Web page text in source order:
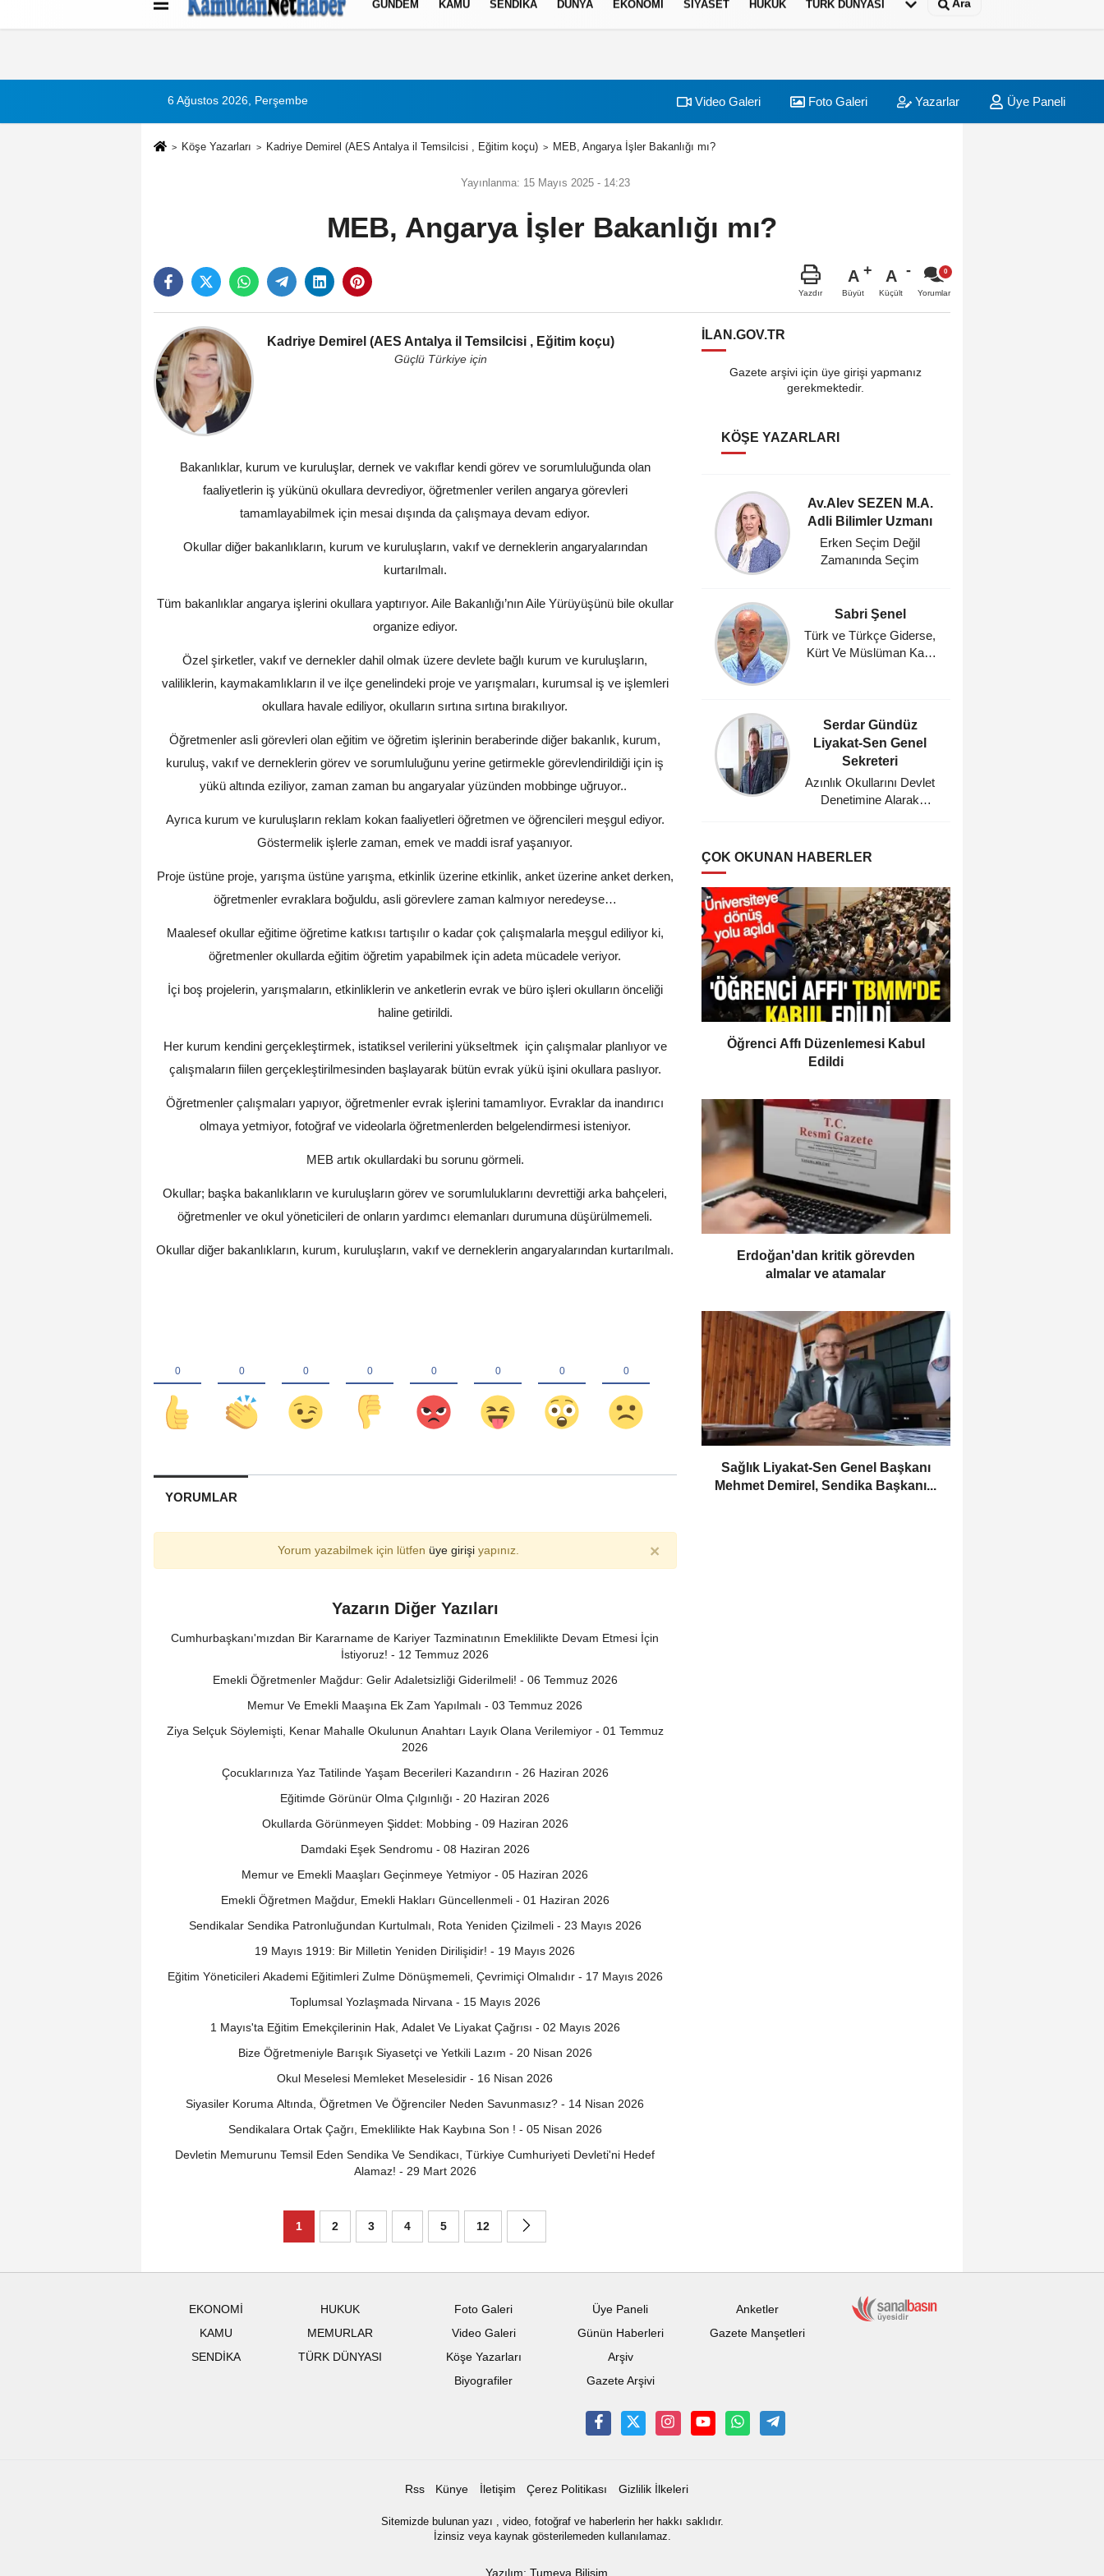
Künye İletişim Çerez Politikası
GÜNDEM KAMU SENDİKA DÜNYA EKONOMİ SİYASET HUKUK TÜRK DÜNYASI Ara
6 Ağustos 2026, Perşembe Video Galeri Foto Galeri Yazarlar Üye Paneli
Köşe Yazarları Kadriye Demirel (AES Antalya il Temsilcisi , Eğitim koçu) MEB, Angarya İşler Bakanlığı mı?
Yayınlanma: 15 Mayıs 2025 - 14:23
MEB, Angarya İşler Bakanlığı mı?
Yazdır
A
Büyüt
A
Küçült Yorumlar
Kadriye Demirel (AES Antalya il Temsilcisi , Eğitim koçu)
Güçlü Türkiye için
Bakanlıklar, kurum ve kuruluşlar, dernek ve vakıflar kendi görev ve sorumluluğunda olan
faaliyetlerin iş yükünü okullara devrediyor, öğretmenler verilen angarya görevleri
tamamlayabilmek için mesai dışında da çalışmaya devam ediyor.
Okullar diğer bakanlıkların, kurum ve kuruluşların, vakıf ve derneklerin angaryalarından
kurtarılmalı.
Tüm bakanlıklar angarya işlerini okullara yaptırıyor. Aile Bakanlığı’nın Aile Yürüyüşünü bile okullar
organize ediyor.
Özel şirketler, vakıf ve dernekler dahil olmak üzere devlete bağlı kurum ve kuruluşların,
valiliklerin, kaymakamlıkların il ve ilçe genelindeki proje ve yarışmaları, kurumsal iş ve işlemleri
okullara havale ediliyor, okulların sırtına sırtına bırakılıyor.
Öğretmenler asli görevleri olan eğitim ve öğretim işlerinin beraberinde diğer bakanlık, kurum,
kuruluş, vakıf ve derneklerin görev ve sorumluluğunu yerine getirmekle görevlendirildiği için iş
yükü altında eziliyor, zaman zaman bu angaryalar yüzünden mobbinge uğruyor..
Ayrıca kurum ve kuruluşların reklam kokan faaliyetleri öğretmen ve öğrencileri meşgul ediyor.
Göstermelik işlerle zaman, emek ve maddi israf yaşanıyor.
Proje üstüne proje, yarışma üstüne yarışma, etkinlik üzerine etkinlik, anket üzerine anket derken,
öğretmenler evraklara boğuldu, asli görevlere zaman kalmıyor neredeyse…
Maalesef okullar eğitime öğretime katkısı tartışılır o kadar çok çalışmalarla meşgul ediliyor ki,
öğretmenler okullarda eğitim öğretim yapabilmek için adeta mücadele veriyor.
İçi boş projelerin, yarışmaların, etkinliklerin ve anketlerin evrak ve büro işleri okulların önceliği
haline getirildi.
Her kurum kendini gerçekleştirmek, istatiksel verilerini yükseltmek için çalışmalar planlıyor ve
çalışmaların fiilen gerçekleştirilmesinden başlayarak bütün evrak yükü işini okullara paslıyor.
Öğretmenler çalışmaları yapıyor, öğretmenler evrak işlerini tamamlıyor. Evraklar da inandırıcı
olmaya yetmiyor, fotoğraf ve videolarla öğretmenlerden belgelendirmesi isteniyor.
MEB artık okullardaki bu sorunu görmeli.
Okullar; başka bakanlıkların ve kuruluşların görev ve sorumluluklarını devrettiği arka bahçeleri,
öğretmenler ve okul yöneticileri de onların yardımcı elemanları durumuna düşürülmemeli.
Okullar diğer bakanlıkların, kurum, kuruluşların, vakıf ve derneklerin angaryalarından kurtarılmalı.
YORUMLAR
Yorum yazabilmek için lütfen üye girişiyapınız. ×
Yazarın Diğer Yazıları
Cumhurbaşkanı'mızdan Bir Kararname de Kariyer Tazminatının Emeklilikte Devam Etmesi İçin
İstiyoruz! - 12 Temmuz 2026
Emekli Öğretmenler Mağdur: Gelir Adaletsizliği Giderilmeli! - 06 Temmuz 2026
Memur Ve Emekli Maaşına Ek Zam Yapılmalı - 03 Temmuz 2026
Ziya Selçuk Söylemişti, Kenar Mahalle Okulunun Anahtarı Layık Olana Verilemiyor - 01 Temmuz
2026
Çocuklarınıza Yaz Tatilinde Yaşam Becerileri Kazandırın - 26 Haziran 2026
Eğitimde Görünür Olma Çılgınlığı - 20 Haziran 2026
Okullarda Görünmeyen Şiddet: Mobbing - 09 Haziran 2026
Damdaki Eşek Sendromu - 08 Haziran 2026
Memur ve Emekli Maaşları Geçinmeye Yetmiyor - 05 Haziran 2026
Emekli Öğretmen Mağdur, Emekli Hakları Güncellenmeli - 01 Haziran 2026
Sendikalar Sendika Patronluğundan Kurtulmalı, Rota Yeniden Çizilmeli - 23 Mayıs 2026
19 Mayıs 1919: Bir Milletin Yeniden Dirilişidir! - 19 Mayıs 2026
Eğitim Yöneticileri Akademi Eğitimleri Zulme Dönüşmemeli, Çevrimiçi Olmalıdır - 17 Mayıs 2026
Toplumsal Yozlaşmada Nirvana - 15 Mayıs 2026
1 Mayıs'ta Eğitim Emekçilerinin Hak, Adalet Ve Liyakat Çağrısı - 02 Mayıs 2026
Bize Öğretmeniyle Barışık Siyasetçi ve Yetkili Lazım - 20 Nisan 2026
Okul Meselesi Memleket Meselesidir - 16 Nisan 2026
Siyasiler Koruma Altında, Öğretmen Ve Öğrenciler Neden Savunmasız? - 14 Nisan 2026
Sendikalara Ortak Çağrı, Emeklilikte Hak Kaybına Son ! - 05 Nisan 2026
Devletin Memurunu Temsil Eden Sendika Ve Sendikacı, Türkiye Cumhuriyeti Devleti'ni Hedef
Alamaz! - 29 Mart 2026
1 2 3 4 5 12
ILAN.GOV.TR
Gazete arşivi için üye girişi yapmanız
gerekmektedir.
KÖŞE YAZARLARI
Kutlu Rüyalar Görmeliyiz
Köksal Cengiz
Türklerde Hayvan
Sevgisi Ve Mancacılık
Av.Alev SEZEN M.A.
Adli Bilimler Uzmanı
Erken Seçim Değil
Zamanında Seçim
Sabri Şenel
Türk ve Türkçe Giderse,
Kürt Ve Müslüman Kalır
Serdar Gündüz
Liyakat-Sen Genel
Sekreteri
Azınlık Okullarını Devlet
Denetimine Alarak
Mustafa Kemal Atatürk'e
ÇOK OKUNAN HABERLER
Öğrenci Affı Düzenlemesi Kabul
Edildi
Erdoğan'dan kritik görevden
almalar ve atamalar
​Sağlık Liyakat-Sen Genel Başkanı
Mehmet Demirel, Sendika Başkanı...
EKONOMİ
HUKUK
KAMU
MEMURLAR
SENDİKA
TÜRK DÜNYASI
Foto Galeri
Video Galeri
Köşe Yazarları
Biyografiler
Üye Paneli
Günün Haberleri
Arşiv
Gazete Arşivi
Anketler
Gazete Manşetleri
Rss Künye İletişim Çerez Politikası Gizlilik İlkeleri
Sitemizde bulunan yazı , video, fotoğraf ve haberlerin her hakkı saklıdır.
İzinsiz veya kaynak gösterilemeden kullanılamaz.
Yazılım: Tumeva Bilişim